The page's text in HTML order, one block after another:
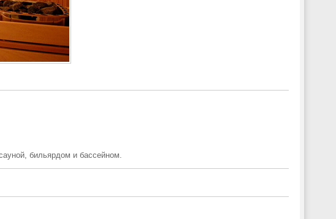
бильярдом и бассейном.